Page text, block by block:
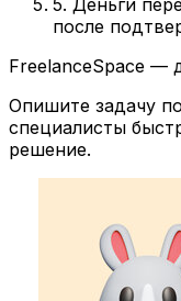
5. Деньги
после
FreelanceSpace —
Опишите задачу
специалисты
решение.